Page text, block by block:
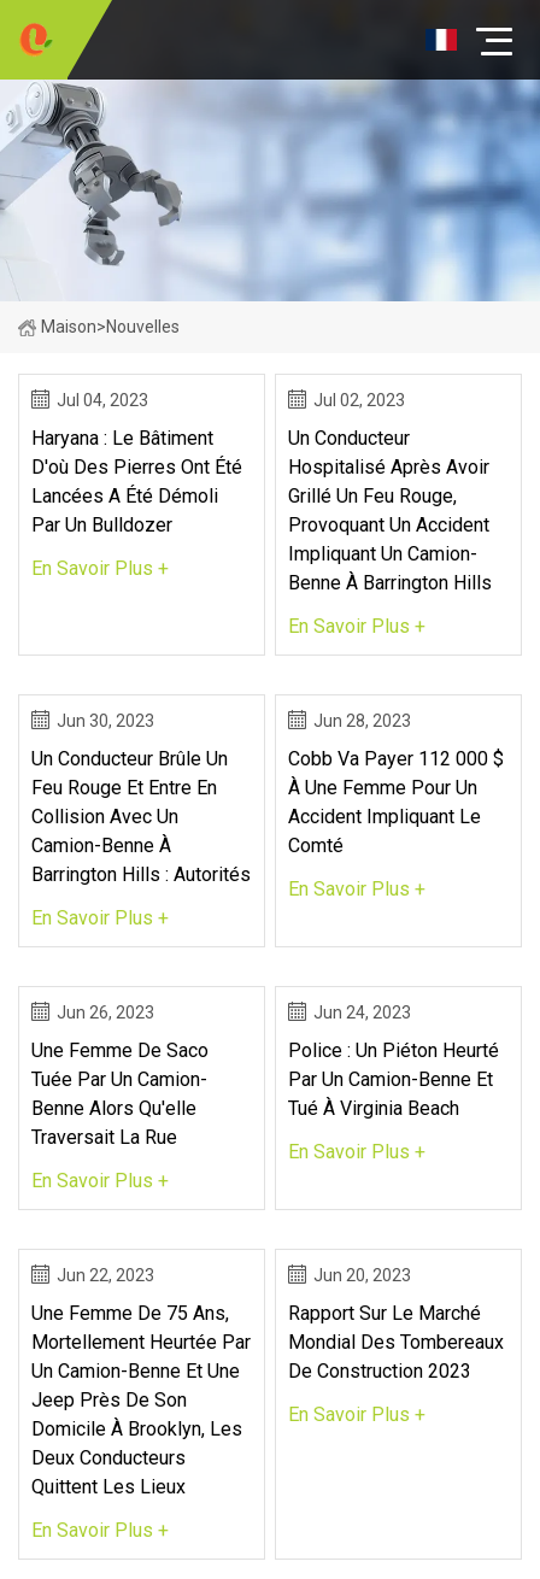
Maison>Nouvelles
Jul 04, 2023
Haryana : Le Bâtiment
D'où Des Pierres Ont Été
Lancées A Été Démoli
Par Un Bulldozer
En Savoir Plus +
Jul 02, 2023
Un Conducteur
Hospitalisé Après Avoir
Grillé Un Feu Rouge,
Provoquant Un Accident
Impliquant Un Camion-
Benne À Barrington Hills
En Savoir Plus +
Jun 30, 2023
Un Conducteur Brûle Un
Feu Rouge Et Entre En
Collision Avec Un
Camion-Benne À
Barrington Hills : Autorités
En Savoir Plus +
Jun 28, 2023
Cobb Va Payer 112 000 $
À Une Femme Pour Un
Accident Impliquant Le
Comté
En Savoir Plus +
Jun 26, 2023
Une Femme De Saco
Tuée Par Un Camion-
Benne Alors Qu'elle
Traversait La Rue
En Savoir Plus +
Jun 24, 2023
Police : Un Piéton Heurté
Par Un Camion-Benne Et
Tué À Virginia Beach
En Savoir Plus +
Jun 22, 2023
Une Femme De 75 Ans,
Mortellement Heurtée Par
Un Camion-Benne Et Une
Jeep Près De Son
Domicile À Brooklyn, Les
Deux Conducteurs
Quittent Les Lieux
En Savoir Plus +
Jun 20, 2023
Rapport Sur Le Marché
Mondial Des Tombereaux
De Construction 2023
En Savoir Plus +